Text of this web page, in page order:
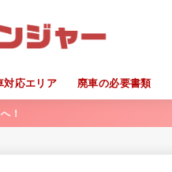
対応エリア 廃車の必要書類
！